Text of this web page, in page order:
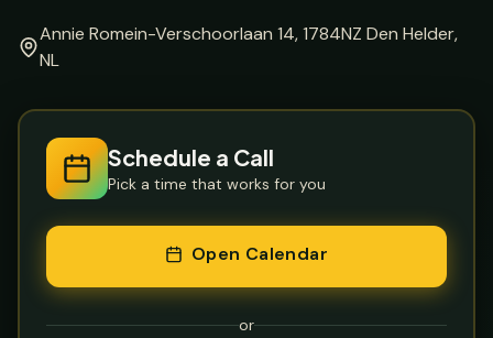
Annie Romein-Verschoorlaan 14, 1784NZ Den Helder,
NL
Schedule a Call
Pick a time that works for you
Open Calendar
or